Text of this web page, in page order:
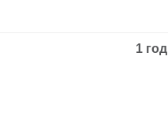
1 год